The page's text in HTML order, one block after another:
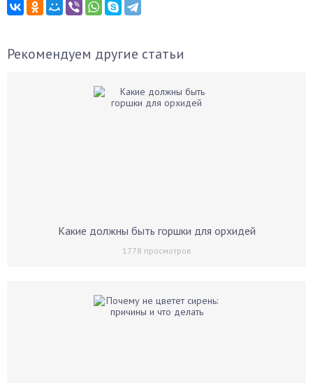
Рекомендуем другие статьи
Какие должны быть горшки для орхидей
1778 просмотров